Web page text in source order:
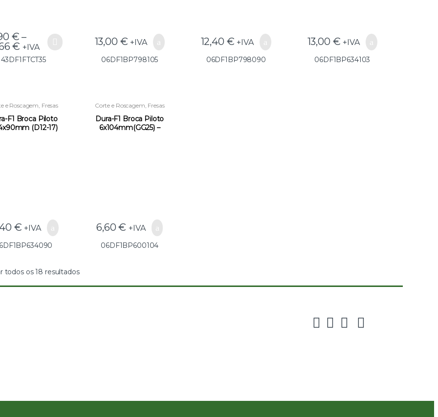
€ –
€ +IVA
43DF1FTCT35
13,00 € +IVA
06DF1BP798105
12,40 € +IVA
06DF1BP798090
13,00 € +IVA
06DF1BP634103
e Roscagem Fresas
F1 Broca Piloto
(D12-17)
€ +IVA
Corte e Roscagem Fresas
Dura-F1 Broca Piloto
6x104mm(GG25) –
6,60€ +IVA
06DF1BP600104
todos os 18 resultados